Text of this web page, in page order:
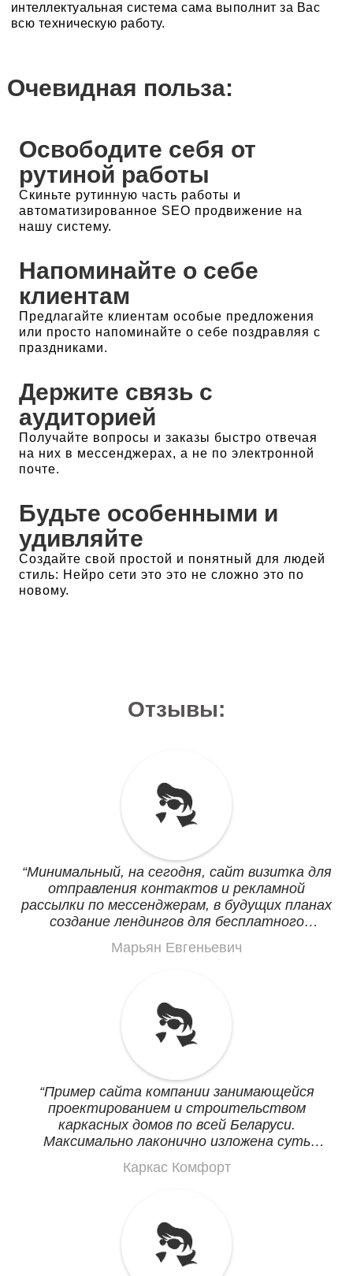
интеллектуальная система сама выполнит за Вас
всю техническую работу.
Очевидная польза:
Освободите себя от
рутиной работы
Скиньте рутинную часть работы и
автоматизированное SEO продвижение на
нашу систему.
Напоминайте о себе
клиентам
Предлагайте клиентам особые предложения
или просто напоминайте о себе поздравляя с
праздниками.
Держите связь с
аудиторией
Получайте вопросы и заказы быстро отвечая
на них в мессенджерах, а не по электронной
почте.
Будьте особенными и
удивляйте
Создайте свой простой и понятный для людей
стиль: Нейро сети это это не сложно это по
новому.
Отзывы:
Минимальный, на сегодня, сайт визитка для
отправления контактов и рекламной
рассылки по мессенджерам, в будущих планах
создание лендингов для бесплатного
реклама.
Марьян Евгеньевич
Пример сайта компании занимающейся
проектированием и строительством
каркасных домов по всей Беларуси.
Максимально лаконично изложена суть
компании и ее предложения в этих
страницах.
Каркас Комфорт